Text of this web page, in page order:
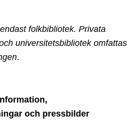
folkbibliotek. Privata
universitetsbibliotek omfattas
.
och pressbilder